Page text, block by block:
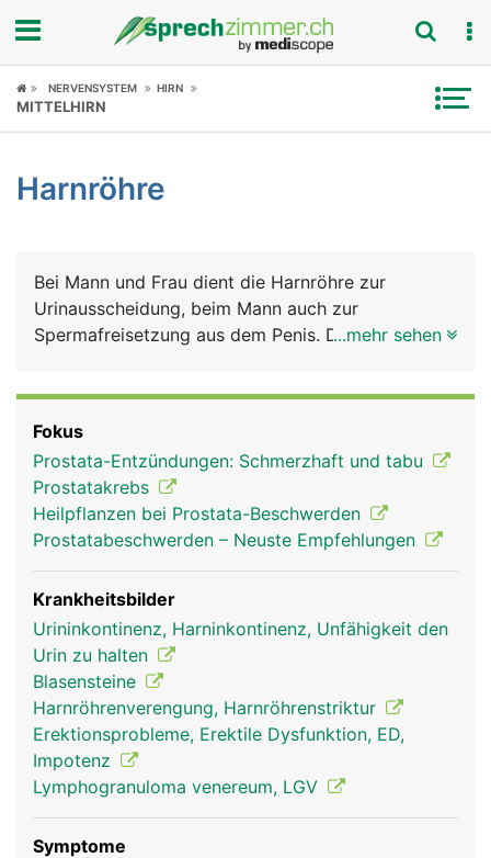
Fokus
Symptome
News
Rubriken
NERVENSYSTEM HIRN
MITTELHIRN
Harnröhre
Bei Mann und Frau dient die Harnröhre zur
Urinausscheidung, beim Mann auch zur
Spermafreisetzung aus dem Penis. Die kürzere
...mehr sehen
Fokus
Prostata-Entzündungen: Schmerzhaft und tabu
Prostatakrebs
Heilpflanzen bei Prostata-Beschwerden
Prostatabeschwerden – Neuste Empfehlungen
Krankheitsbilder
Urininkontinenz, Harninkontinenz, Unfähigkeit den
Urin zu halten
Blasensteine
Harnröhrenverengung, Harnröhrenstriktur
Erektionsprobleme, Erektile Dysfunktion, ED,
Impotenz
Lymphogranuloma venereum, LGV
Symptome